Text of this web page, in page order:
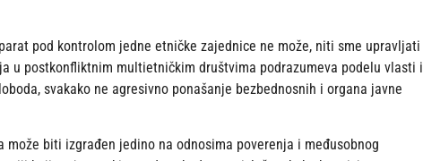
pod kontrolom jedne etničke zajednice ne može, niti sme upravljati
u postkonfliktnim multietničkim društvima podrazumeva podelu vlasti i
svakako ne agresivno ponašanje bezbednosnih i organa javne
može biti izgrađen jedino na odnosima poverenja i međusobnog